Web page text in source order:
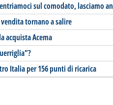
sul comodato, lasciamo
tornano a salire
acquista Acema
Italia per 156 punti di ricarica